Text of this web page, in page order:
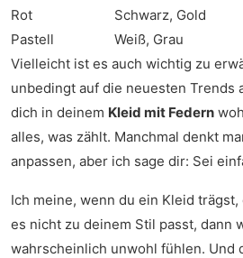
Rot
Schwarz, Gold
Pastell
Weiß, Grau
Vielleicht ist es auch wichtig zu
unbedingt auf die neuesten Trends
dich in deinem Kleid mit Federn
alles, was zählt. Manchmal denkt
anpassen, aber ich sage dir: Sei
Ich meine, wenn du ein Kleid
es nicht zu deinem Stil passt, dann
wahrscheinlich unwohl fühlen. Und